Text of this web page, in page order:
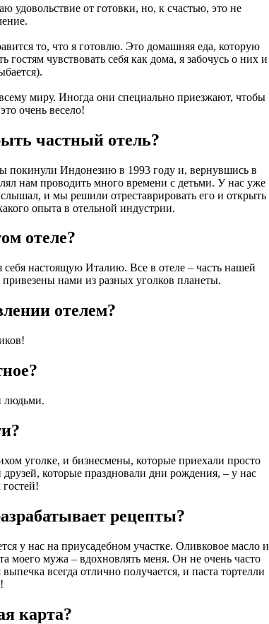
удовольствие от готовки, но, к счастью, это не
то, что я готовлю. Это домашняя еда, которую
чувствовать себя как дома, я забочусь о них и
миру. Иногда они специально приезжают, чтобы
очень весело!
частный отель?
покинули Индонезию в 1993 году и, вернувшись в
нам проводить много времени с детьми. У нас уже
и мы решили отреставрировать его и открыть
опыта в отельной индустрии.
отеле?
настоящую Италию. Все в отеле – часть нашей
нами из разных уголков планеты.
отелем?
людьми.
уголке, и бизнесмены, которые приехали просто
которые праздновали дни рождения, – у нас
рецепты?
у нас на приусадебном участке. Оливковое масло и
моего мужа – вдохновлять меня. Он не очень часто
всегда отлично получается, и паста тортелли
карта?